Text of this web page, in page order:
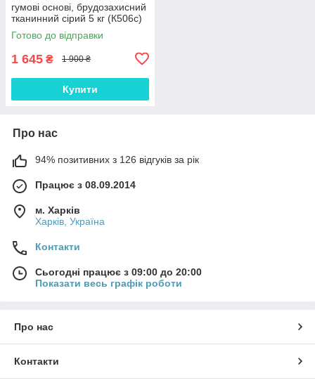
гумові основі, брудозахисний
тканинний сірий 5 кг (К506с)
Готово до відправки
1 645 ₴ 1 900 ₴
Купити
Про нас
94% позитивних з 126 відгуків за рік
Працює з 08.09.2014
м. Харків
Харків, Україна
Контакти
Сьогодні працює з 09:00 до 20:00
Показати весь графік роботи
Про нас
Контакти